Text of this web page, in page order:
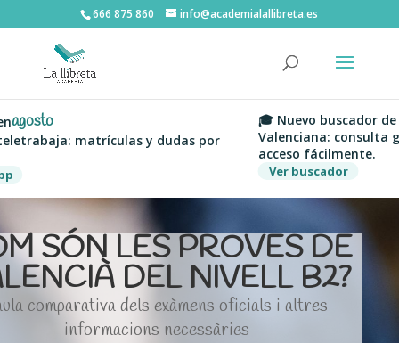
666 875 860 info@academialallibreta.es
matrículas y dudas por
🎓 Nuevo buscador de
Valenciana: consulta
acceso fácilmente.
Ver buscador
SÓN LES PROVES DE
DEL NIVELL B2?
comparativa dels exàmens oficials i altres
informacions necessàries